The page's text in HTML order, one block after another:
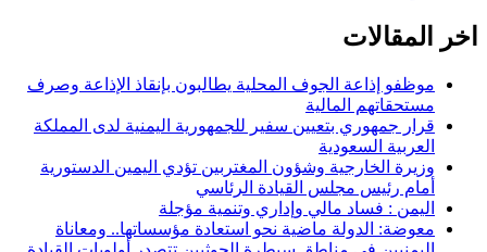
اخر المقالات
موظفو إذاعة الجوف المحلية يطالبون بإنقاذ الإذاعة وصرف
مستحقاتهم المالية
قرار جمهوري بتعيين سفير للجمهورية اليمنية لدى المملكة
العربية السعودية
وزيرة الخارجية وشؤون المغتربين تؤدي اليمين الدستورية
أمام رئيس مجلس القيادة الرئاسي
اليمن : فساد مالي وإداري وتنمية مؤجلة
معوضة: الدولة ماضية نحو استعادة مؤسساتها.. ومعاناة